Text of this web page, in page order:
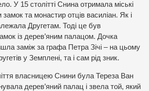
У 15 столітті Снина отримала міські
замок та монастир отців василіан. Як і
Другетам. Тоді це був
із дерев’яним палацом. Дочка
заміж за графа Петра Зічі – на цьому
у Земплені, та і сам рід зник.
власницею Снини була Тереза Ван
дерев’яний палац і звела той, який